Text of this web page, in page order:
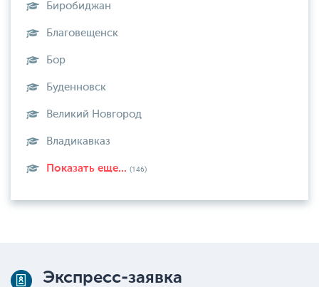
Биробиджан
Благовещенск
Бор
Буденновск
Великий Новгород
Владикавказ
Показать еще... (146)
Экспресс-заявка